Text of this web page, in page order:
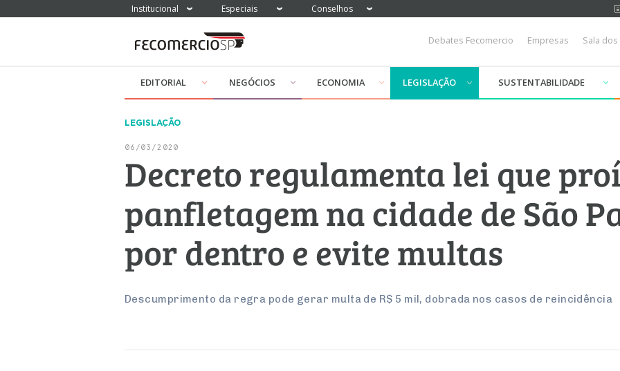
Institucional Especiais Conselhos
Debates Fecomercio Empresas Sala
EDITORIAL NEGÓCIOS ECONOMIA LEGISLAÇÃO SUSTENTABILIDADE
LEGISLAÇÃO
06/03/2020
Decreto regulamenta lei que
panfletagem na cidade de São
por dentro e evite multas
Descumprimento da regra pode gerar multa de R$ 5 mil, dobrada nos casos de reincidência